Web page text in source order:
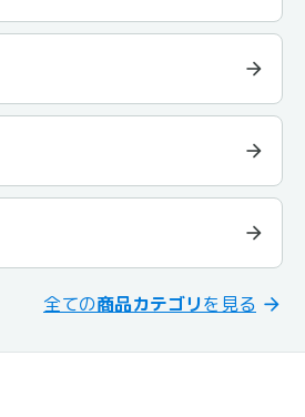
全ての商品カテゴリを見る